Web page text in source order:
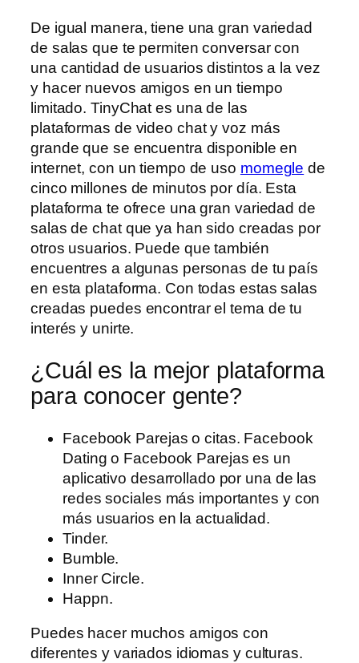
De igual manera, tiene una gran variedad
de salas que te permiten conversar con
una cantidad de usuarios distintos a la vez
y hacer nuevos amigos en un tiempo
limitado. TinyChat es una de las
plataformas de video chat y voz más
grande que se encuentra disponible en
internet, con un tiempo de uso momegle de
cinco millones de minutos por día. Esta
plataforma te ofrece una gran variedad de
salas de chat que ya han sido creadas por
otros usuarios. Puede que también
encuentres a algunas personas de tu país
en esta plataforma. Con todas estas salas
creadas puedes encontrar el tema de tu
interés y unirte.
¿Cuál es la mejor plataforma
para conocer gente?
Facebook Parejas o citas. Facebook
Dating o Facebook Parejas es un
aplicativo desarrollado por una de las
redes sociales más importantes y con
más usuarios en la actualidad.
Tinder.
Bumble.
Inner Circle.
Happn.
Puedes hacer muchos amigos con
diferentes y variados idiomas y culturas.